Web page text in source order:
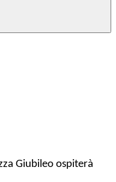
Giubileo ospiterà